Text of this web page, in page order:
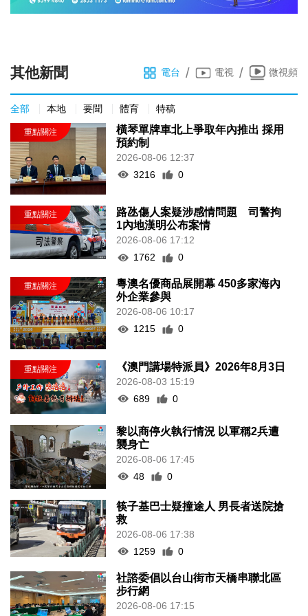
其他新聞 電台 / 電視 / 微視頻
全部 本地 要聞 體育 特稿
橫琴單牌車北上爭取年內推出 採用
預約制
2026-08-06 12:37
3216
0
路氹傷人案疑涉感情問題 司警拘
1內地漢明公布案情
2026-08-06 17:12
1762
0
粵澳名優商品展開幕 450多家海內
外企業參與
2026-08-06 10:17
1215
0
《澳門講場特派員》2026年8月3日
2026-08-03 15:19
689
0
黎以商停火執行情況 以軍稱2兵遭
襲身亡
2026-08-06 17:45
48
0
筷子基巴士疑撞途人 男長者送院搶
救
2026-08-06 17:38
1259
0
社諮委倡以台山街市天橋串聯北區
步行網
2026-08-06 17:15